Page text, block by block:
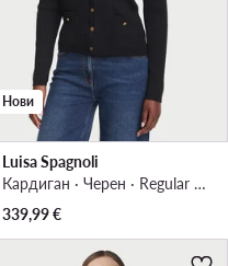
Нови
Luisa Spagnoli
Кардиган · Черен · Regular Fit
339,99€